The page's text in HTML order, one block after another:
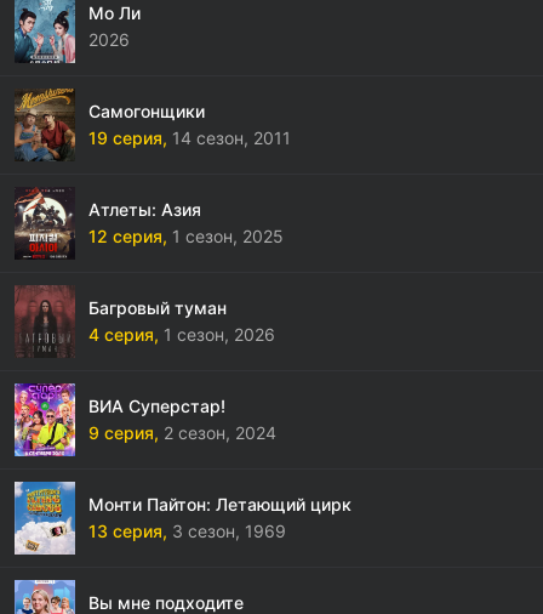
Мо Ли
2026
Самогонщики
19 серия, 14 сезон, 2011
Атлеты: Азия
12 серия, 1 сезон, 2025
Багровый туман
4 серия, 1 сезон, 2026
ВИА Суперстар!
9 серия, 2 сезон, 2024
Монти Пайтон: Летающий цирк
13 серия, 3 сезон, 1969
Вы мне подходите